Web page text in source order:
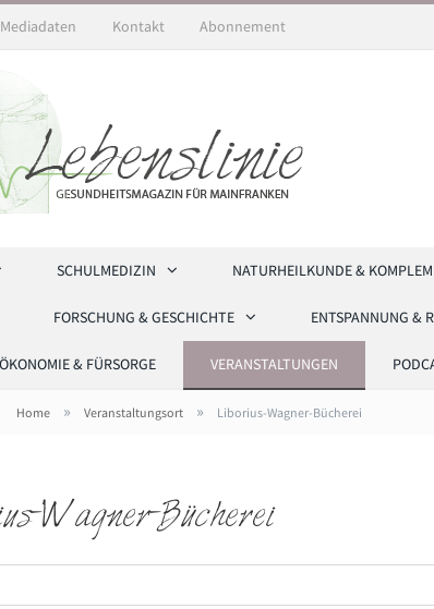
Mediadaten Kontakt Abonnement
SCHULMEDIZIN NATURHEILKUNDE &
FORSCHUNG & GESCHICHTE ENTSPANNUNG &
& FÜRSORGE VERANSTALTUNGEN
Home » Veranstaltungsort » Liborius-Wagner-Bücherei
Wagner-Bücherei